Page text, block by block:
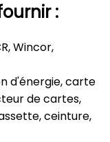
:
Wincor,
d'énergie, carte
de cartes,
ceinture,